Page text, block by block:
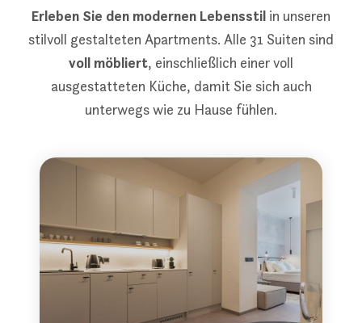
Erleben Sie den modernen Lebensstil in unseren
stilvoll gestalteten Apartments. Alle 31 Suiten sind
voll möbliert, einschließlich einer voll
ausgestatteten Küche, damit Sie sich auch
unterwegs wie zu Hause fühlen.